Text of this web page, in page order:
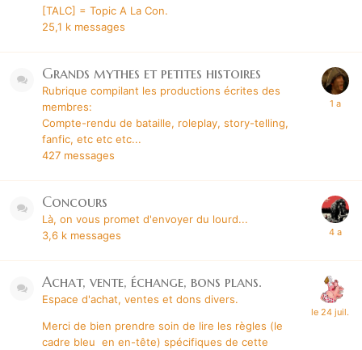
[TALC] = Topic A La Con.
25,1 k messages
Grands mythes et petites histoires
Rubrique compilant les productions écrites des
membres:
Compte-rendu de bataille, roleplay, story-telling,
fanfic, etc etc etc...
427 messages
Concours
Là, on vous promet d'envoyer du lourd...
3,6 k messages
Achat, vente, échange, bons plans.
Espace d'achat, ventes et dons divers.
Merci de bien prendre soin de lire les règles (le
cadre bleu en en-tête) spécifiques de cette